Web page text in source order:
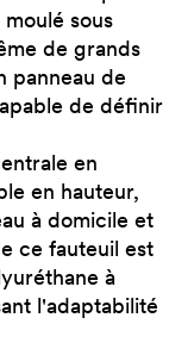
sous
de grands
panneau de
de définir
en
en hauteur,
à domicile et
ce fauteuil est
à
l'adaptabilité